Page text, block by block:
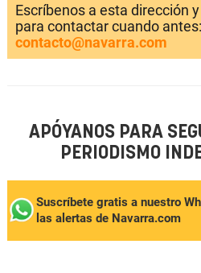
Escríbenos a esta dirección
para contactar cuando antes:
contacto@navarra.com
APÓYANOS PARA
PERIODISMO
Suscríbete gratis a nuestro
las alertas de Navarra.com